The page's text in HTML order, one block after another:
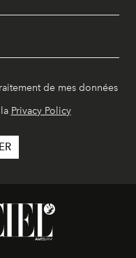
de mes données
Privacy Policy